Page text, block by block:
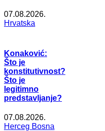
07.08.2026.
Hrvatska
Konaković:
Što je
konstitutivnost?
Što je
legitimno
predstavljanje?
07.08.2026.
Herceg Bosna